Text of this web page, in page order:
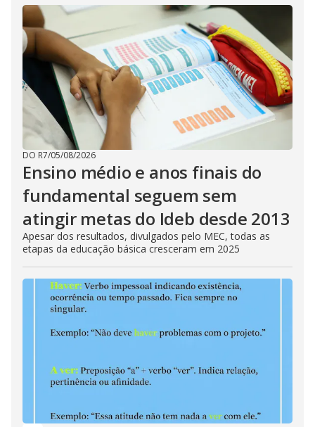
DO R7/05/08/2026
Ensino médio e anos finais do
fundamental seguem sem
atingir metas do Ideb desde 2013
Apesar dos resultados, divulgados pelo MEC, todas as
etapas da educação básica cresceram em 2025